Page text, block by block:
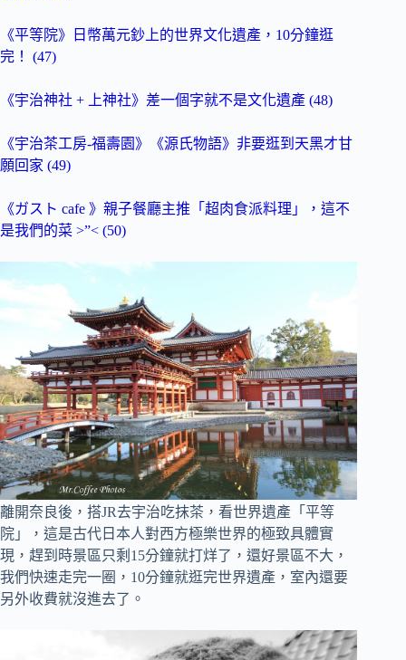
《平等院》日幣萬元鈔上的世界文化遺產，10分鐘逛
完！ (47)
《宇治神社 + 上神社》差一個字就不是文化遺產 (48)
《宇治茶工房-福壽園》《源氏物語》非要逛到天黑才甘
願回家 (49)
《ガスト cafe 》親子餐廳主推「超肉食派料理」，這不
是我們的菜 >”< (50)
離開奈良後，搭JR去宇治吃抹茶，看世界遺產「平等
院」，這是古代日本人對西方極樂世界的極致具體實
現，趕到時景區只剩15分鐘就打烊了，還好景區不大，
我們快速走完一圈，10分鐘就逛完世界遺產，室內還要
另外收費就沒進去了。